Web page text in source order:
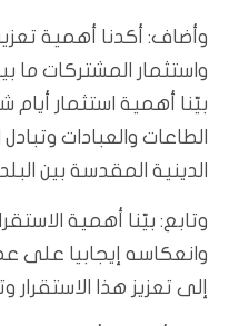
وأضاف: أكدنا أهمية تعزيز
واستثمار المشتركات ما
بيّنا أهمية استثمار
الطاعات والعبادات
الدينية المقدسة بين
وتابع: بيّنا أهمية
وانعكاسه إيجابيا على
إلى تعزيز هذا الاستقرار